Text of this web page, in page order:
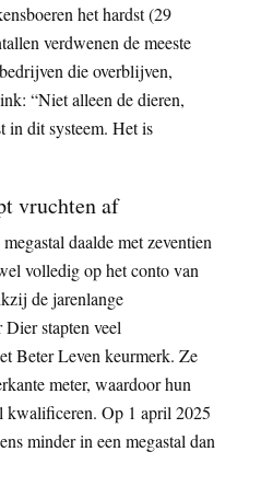
het hardst (29
verdwenen de meeste
die overblijven,
“Niet alleen de dieren,
in dit systeem. Het is
vruchten af
daalde met zeventien
volledig op het conto van
de jarenlange
stapten veel
Beter Leven keurmerk. Ze
meter, waardoor hun
kwalificeren. Op 1 april 2025
minder in een megastal dan